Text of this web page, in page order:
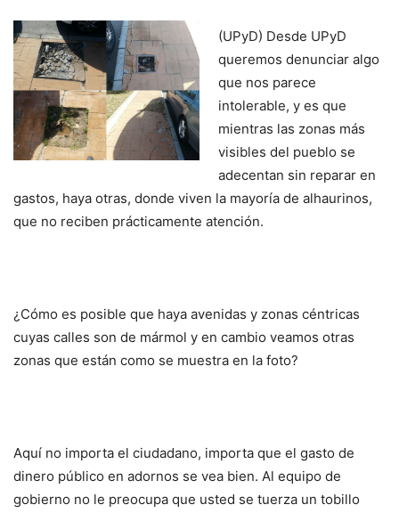
(UPyD) Desde UPyD
queremos denunciar algo
que nos parece
intolerable, y es que
mientras las zonas más
visibles del pueblo se
adecentan sin reparar en
gastos, haya otras, donde viven la mayoría de alhaurinos,
que no reciben prácticamente atención.
¿Cómo es posible que haya avenidas y zonas céntricas
cuyas calles son de mármol y en cambio veamos otras
zonas que están como se muestra en la foto?
Aquí no importa el ciudadano, importa que el gasto de
dinero público en adornos se vea bien. Al equipo de
gobierno no le preocupa que usted se tuerza un tobillo